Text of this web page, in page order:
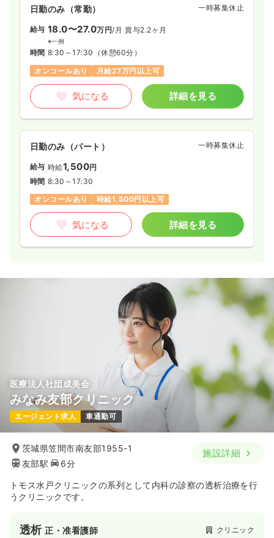
日勤のみ（常勤） 一時募集休止
給与 18.0〜27.0万円/月 賞与2.2ヶ月
※一例
時間 8:30～17:30 （休憩60分）
オンコールあり
月給27万円以上可
気になる 詳細を見る
日勤のみ（パート） 一時募集休止
給与 時給1,500円
時間 8:30～17:30
オンコールあり
時給1,500円以上可
気になる 詳細を見る
医療法人社団成美会
みなみ友部クリニック
エージェント求人 車通勤可
茨城県笠間市南友部1955-1
友部駅
6分
施設詳細
トモス水戸クリニックの系列として内科の診察の透析治療を行
うクリニックです。
透析正・准看護師 クリニック